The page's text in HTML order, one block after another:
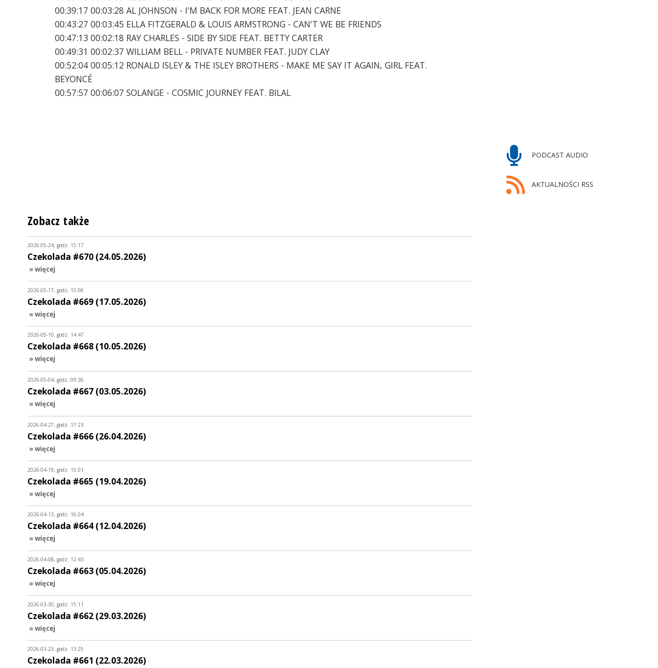
00:39:17 00:03:28 AL JOHNSON - I'M BACK FOR MORE FEAT. JEAN CARNE
00:43:27 00:03:45 ELLA FITZGERALD & LOUIS ARMSTRONG - CAN'T WE BE FRIENDS
00:47:13 00:02:18 RAY CHARLES - SIDE BY SIDE FEAT. BETTY CARTER
00:49:31 00:02:37 WILLIAM BELL - PRIVATE NUMBER FEAT. JUDY CLAY
00:52:04 00:05:12 RONALD ISLEY & THE ISLEY BROTHERS - MAKE ME SAY IT AGAIN, GIRL FEAT.
BEYONCÉ
00:57:57 00:06:07 SOLANGE - COSMIC JOURNEY FEAT. BILAL
PODCAST AUDIO
AKTUALNOŚCI RSS
Zobacz także
2026-05-24, godz. 15:17
Czekolada #670 (24.05.2026)
» więcej
2026-05-17, godz. 15:06
Czekolada #669 (17.05.2026)
» więcej
2026-05-10, godz. 14:47
Czekolada #668 (10.05.2026)
» więcej
2026-05-04, godz. 09:36
Czekolada #667 (03.05.2026)
» więcej
2026-04-27, godz. 17:23
Czekolada #666 (26.04.2026)
» więcej
2026-04-19, godz. 15:01
Czekolada #665 (19.04.2026)
» więcej
2026-04-13, godz. 16:04
Czekolada #664 (12.04.2026)
» więcej
2026-04-08, godz. 12:43
Czekolada #663 (05.04.2026)
» więcej
2026-03-30, godz. 15:11
Czekolada #662 (29.03.2026)
» więcej
2026-03-23, godz. 13:25
Czekolada #661 (22.03.2026)